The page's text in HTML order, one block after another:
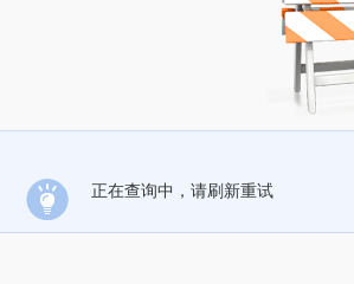
正在查询中，请刷新重试